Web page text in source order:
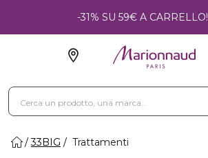
-31% SU 59€ A CARRELLO!
33BIG Trattamenti